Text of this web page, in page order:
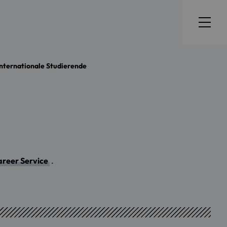
Studierende
Service .